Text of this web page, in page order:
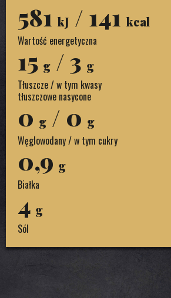
581 kJ / 141 kcal
Wartość energetyczna
15 g / 3 g
Tłuszcze / w tym kwasy
tłuszczowe nasycone
0 g / 0 g
Węglowodany / w tym cukry
0,9 g
Białka
4 g
Sól